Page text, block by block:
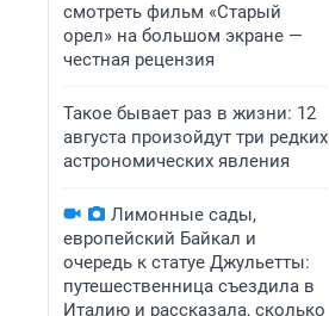
смотреть фильм «Старый
орел» на большом экране —
честная рецензия
Такое бывает раз в жизни: 12
августа произойдут три редких
астрономических явления
Лимонные сады,
европейский Байкал и
очередь к статуе Джульетты:
путешественница съездила в
Италию и рассказала, сколько